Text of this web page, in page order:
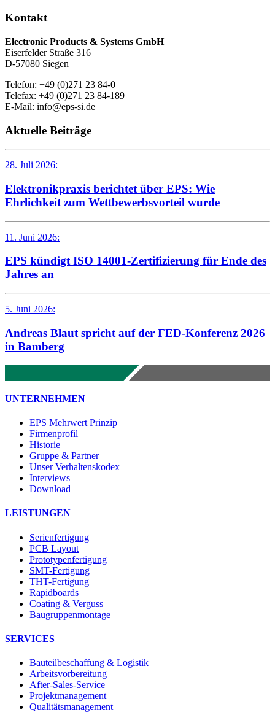
Kontakt
Electronic Products & Systems GmbH
Eiserfelder Straße 316
D-57080 Siegen
Telefon: +49 (0)271 23 84-0
Telefax: +49 (0)271 23 84-189
E-Mail: info@eps-si.de
Aktuelle Beiträge
28. Juli 2026:
Elektronikpraxis berichtet über EPS: Wie
Ehrlichkeit zum Wettbewerbsvorteil wurde
11. Juni 2026:
EPS kündigt ISO 14001-Zertifizierung für Ende des
Jahres an
5. Juni 2026:
Andreas Blaut spricht auf der FED-Konferenz 2026
in Bamberg
UNTERNEHMEN
EPS Mehrwert Prinzip
Firmenprofil
Historie
Gruppe & Partner
Unser Verhaltenskodex
Interviews
Download
LEISTUNGEN
Serienfertigung
PCB Layout
Prototypenfertigung
SMT-Fertigung
THT-Fertigung
Rapidboards
Coating & Verguss
Baugruppenmontage
SERVICES
Bauteilbeschaffung & Logistik
Arbeitsvorbereitung
After-Sales-Service
Projektmanagement
Qualitätsmanagement